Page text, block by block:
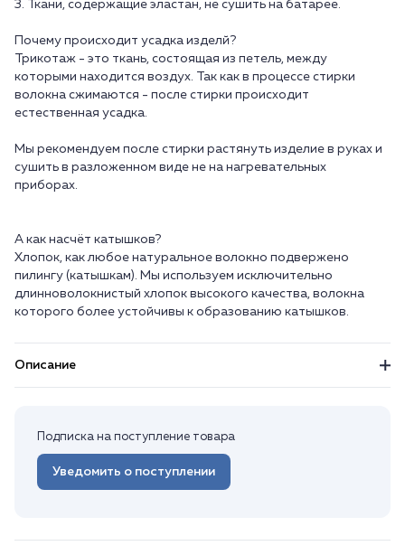
3. Ткани, содержащие эластан, не сушить на батарее.
Почему происходит усадка изделй?
Трикотаж - это ткань, состоящая из петель, между
которыми находится воздух. Так как в процессе стирки
волокна сжимаются - после стирки происходит
естественная усадка.
Мы рекомендуем после стирки растянуть изделие в руках и
сушить в разложенном виде не на нагревательных
приборах.
А как насчёт катышков?
Хлопок, как любое натуральное волокно подвержено
пилингу (катышкам). Мы используем исключительно
длинноволокнистый хлопок высокого качества, волокна
Описание
Подписка на поступление товара
Уведомить о поступлении